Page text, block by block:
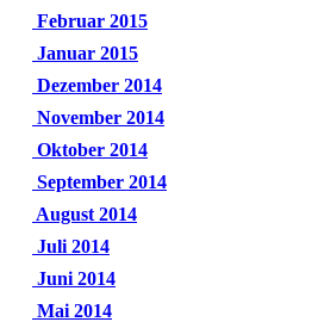
Februar 2015
Januar 2015
Dezember 2014
November 2014
Oktober 2014
September 2014
August 2014
Juli 2014
Juni 2014
Mai 2014